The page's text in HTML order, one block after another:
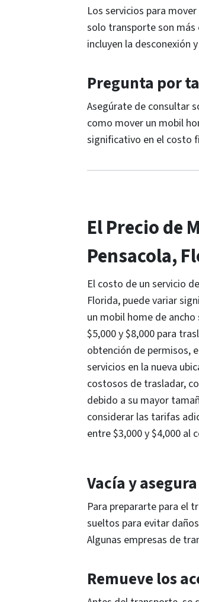
Los servicios para
solo transporte son más
incluyen la desconexión
Pregunta por
Asegúrate de consultar
como mover un mobil
significativo en el costo
El Precio de
Pensacola,
El costo de un servicio
Florida, puede variar
un mobil home de
$5,000 y $8,000 para
obtención de permisos,
servicios en la nueva
costosos de trasladar,
debido a su mayor
considerar las tarifas
entre $3,000 y $4,000 al
Vacía y
Para prepararte para el
sueltos para evitar
Algunas empresas de
Remueve los